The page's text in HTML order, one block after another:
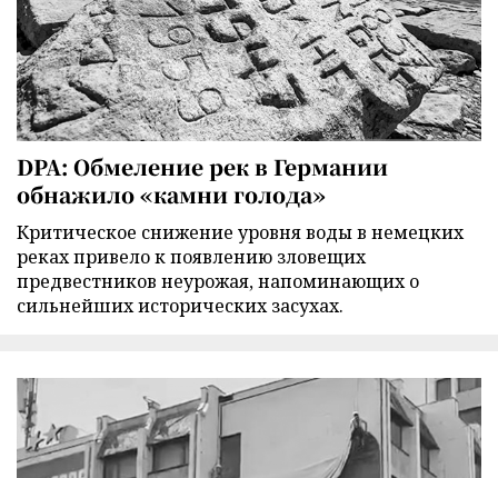
DPA: Обмеление рек в Германии
обнажило «камни голода»
Критическое снижение уровня воды в немецких
реках привело к появлению зловещих
предвестников неурожая, напоминающих о
сильнейших исторических засухах.